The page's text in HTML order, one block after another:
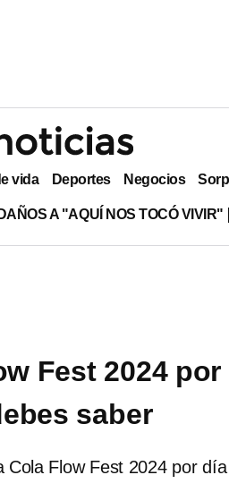
vida Deportes Negocios
DAÑOS A "AQUÍ NOS TOCÓ VIVIR"
Fest 2024 por
saber
Cola Flow Fest 2024 por